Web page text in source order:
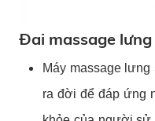
Đai massage lưng
Máy massage
ra đời để đáp ứng